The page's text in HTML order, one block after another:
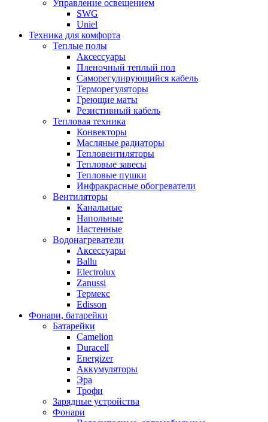
Управление освещением
SWG
Uniel
Техника для комфорта
Теплые полы
Аксессуары
Пленочный теплый пол
Саморегулирующийся кабель
Терморегуляторы
Греющие маты
Резистивный кабель
Тепловая техника
Конвекторы
Масляные радиаторы
Тепловентиляторы
Тепловые завесы
Тепловые пушки
Инфракрасные обогреватели
Вентиляторы
Канальные
Напольные
Настенные
Водонагреватели
Аксессуары
Ballu
Electrolux
Zanussi
Термекс
Edisson
Фонари, батарейки
Батарейки
Camelion
Duracell
Energizer
Аккумуляторы
Эра
Трофи
Зарядные устройства
Фонари